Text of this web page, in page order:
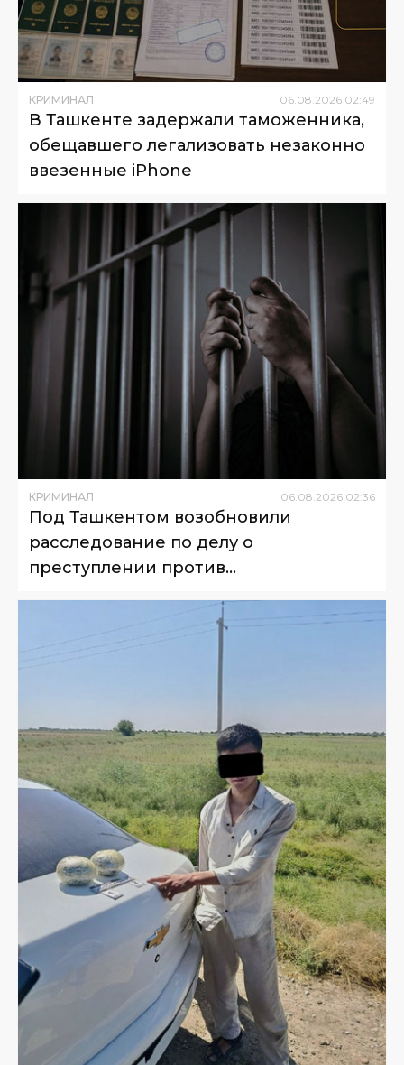
КРИМИНАЛ 06.08.2026 02:49
В Ташкенте задержали таможенника,
обещавшего легализовать незаконно
ввезенные iPhone
КРИМИНАЛ 06.08.2026 02:36
Под Ташкентом возобновили
расследование по делу о
преступлении против